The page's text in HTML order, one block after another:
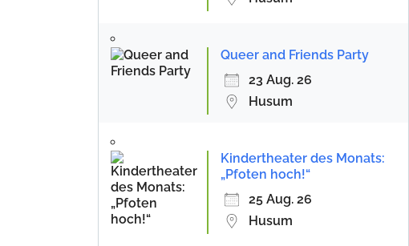
Queer and Friends Party
23 Aug. 26
Husum
Kindertheater des Monats:
„Pfoten hoch!“
25 Aug. 26
Husum